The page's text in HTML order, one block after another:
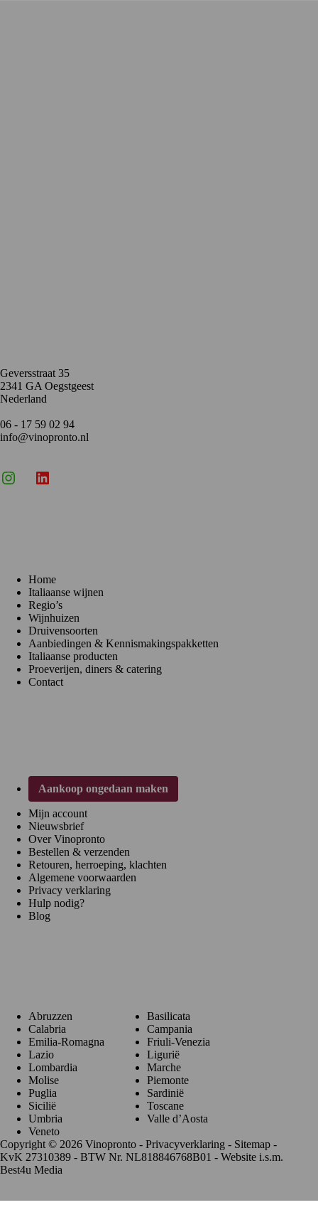
Geversstraat 35
2341 GA Oegstgeest
Nederland
06 - 17 59 02 94
info@vinopronto.nl
InstagramLinkedIn
Home
Italiaanse wijnen
Regio’s
Wijnhuizen
Druivensoorten
Aanbiedingen & Kennismakingspakketten
Italiaanse producten
Proeverijen, diners & catering
Contact
Aankoop ongedaan maken
Mijn account
Nieuwsbrief
Over Vinopronto
Bestellen & verzenden
Retouren, herroeping, klachten
Algemene voorwaarden
Privacy verklaring
Hulp nodig?
Blog
Abruzzen
Basilicata
Calabria
Campania
Emilia-Romagna
Friuli-Venezia
Lazio
Ligurië
Lombardia
Marche
Molise
Piemonte
Puglia
Sardinië
Sicilië
Toscane
Umbria
Valle d’Aosta
Veneto
Copyright © 2026 Vinopronto - Privacyverklaring - Sitemap -
KvK 27310389 - BTW Nr. NL818846768B01 - Website i.s.m.
Best4u Media